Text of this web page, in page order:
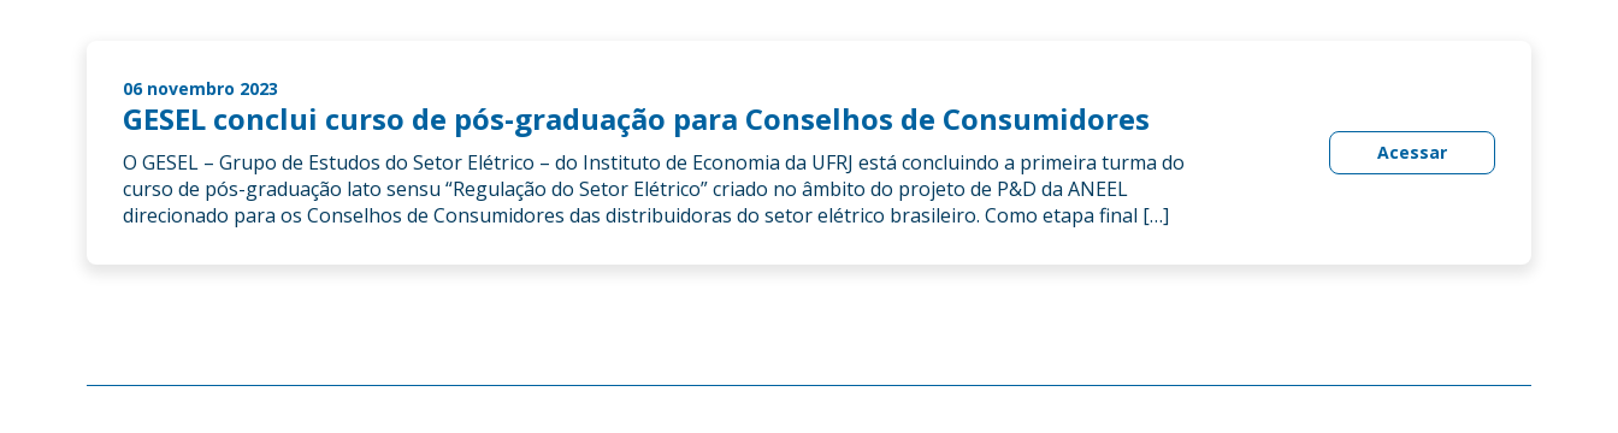
06 novembro 2023
GESEL conclui curso de pós-graduação para Conselhos de Consumidores
O GESEL – Grupo de Estudos do Setor Elétrico – do Instituto de Economia da UFRJ está concluindo a primeira turma do
curso de pós-graduação lato sensu “Regulação do Setor Elétrico” criado no âmbito do projeto de P&D da ANEEL
direcionado para os Conselhos de Consumidores das distribuidoras do setor elétrico brasileiro. Como etapa final […]
Acessar